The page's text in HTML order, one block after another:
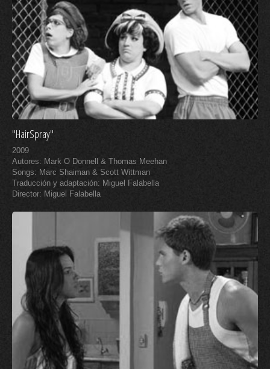
"HairSpray"
2009
Autores: Mark O Donnell & Thomas Meehan
Songs: Marc Shaiman & Scott Wittman
Traducción y adaptación: Miguel Falabella
Director: Miguel Falabella